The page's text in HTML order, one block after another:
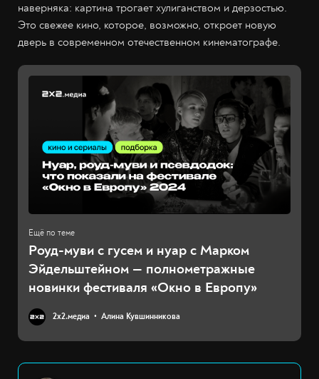
наверняка: картина трогает хулиганством и дерзостью.
Это свежее кино, которое, возможно, откроет новую
дверь в современном отечественном кинематографе.
Роуд-муви с гусем и нуар с Марком
Эйдельштейном — полнометражные
новинки фестиваля «Окно в Европу»
2х2.медиа Алина Кувшинникова